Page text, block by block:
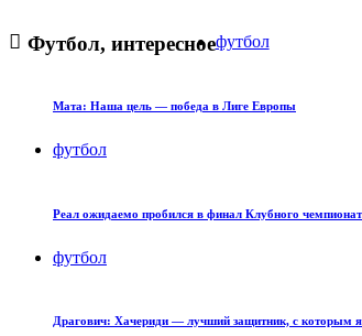
Футбол, интересноефутбол
Мата: Наша цель — победа в Лиге Европы
футбол
Реал ожидаемо пробился в финал Клубного
футбол
Драгович: Хачериди — лучший защитник, с которым я